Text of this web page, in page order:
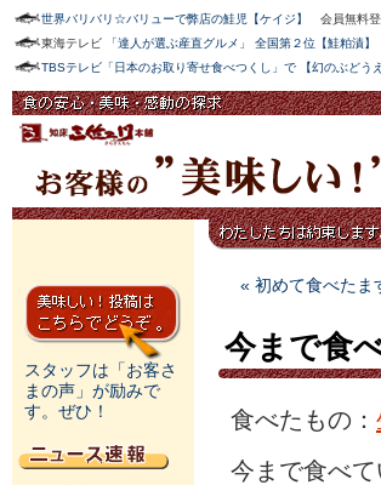
世界バリバリ☆バリューで弊店の鮭児【ケイジ】
会員無料
東海テレビ
「達人が選ぶ産直グルメ」 全国第２位【鮭粕漬】
TBSテレビ「日本のお取り寄せ食べつくし」で 【幻のぶどうえ
« 初めて食べたま
今まで食
食べたもの：
今まで食べ
スタッフは「お客さ
まの声」が励みで
す。ぜひ！